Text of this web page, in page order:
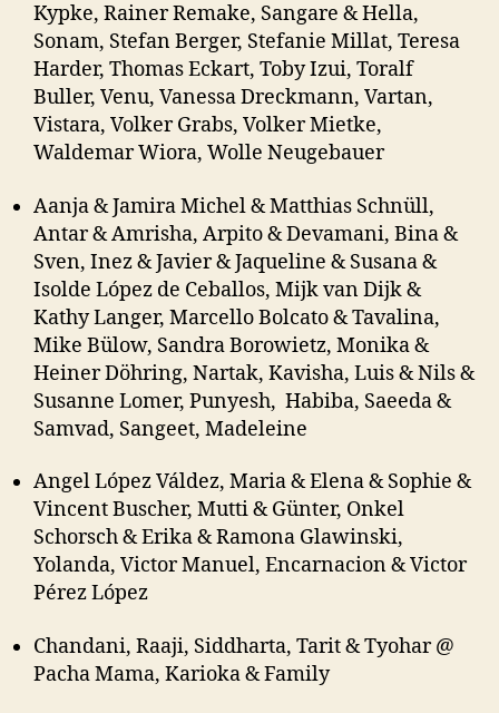
Kypke, Rainer Remake, Sangare & Hella,
Sonam, Stefan Berger, Stefanie Millat, Teresa
Harder, Thomas Eckart, Toby Izui, Toralf
Buller, Venu, Vanessa Dreckmann, Vartan,
Vistara, Volker Grabs, Volker Mietke,
Waldemar Wiora, Wolle Neugebauer
Aanja & Jamira Michel & Matthias Schnüll,
Antar & Amrisha, Arpito & Devamani, Bina &
Sven, Inez & Javier & Jaqueline & Susana &
Isolde López de Ceballos, Mijk van Dijk &
Kathy Langer, Marcello Bolcato & Tavalina,
Mike Bülow, Sandra Borowietz, Monika &
Heiner Döhring, Nartak, Kavisha, Luis & Nils &
Susanne Lomer, Punyesh, Habiba, Saeeda &
Samvad, Sangeet, Madeleine
Angel López Váldez, Maria & Elena & Sophie &
Vincent Buscher, Mutti & Günter, Onkel
Schorsch & Erika & Ramona Glawinski,
Yolanda, Victor Manuel, Encarnacion & Victor
Pérez López
Chandani, Raaji, Siddharta, Tarit & Tyohar @
Pacha Mama, Karioka & Family